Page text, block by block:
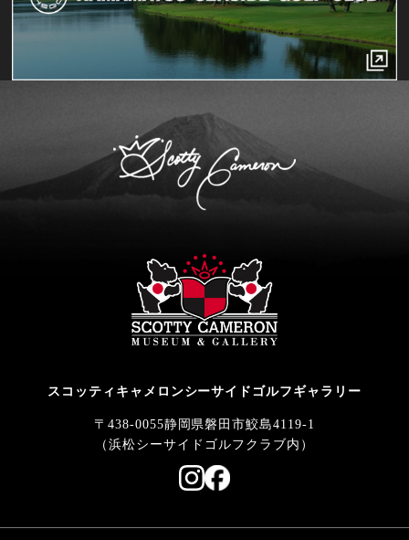
スコッティキャメロンシーサイドゴルフギャラリー
〒438-0055静岡県磐田市鮫島4119-1
（浜松シーサイドゴルフクラブ内）